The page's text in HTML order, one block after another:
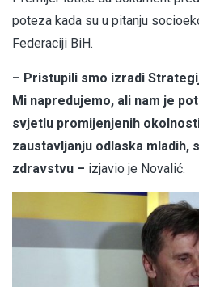
poteza kada su u pitanju
Federaciji BiH.
– Pristupili smo izradi
Mi napredujemo, ali nam je
svjetlu promijenjenih
zaustavljanju odlaska mladih,
zdravstvu – izjavio je Novalić.